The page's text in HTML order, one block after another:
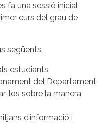
fa una sessió inicial
curs del grau de
següents:
estudiants.
del Departament.
los sobre la manera
d’informació i